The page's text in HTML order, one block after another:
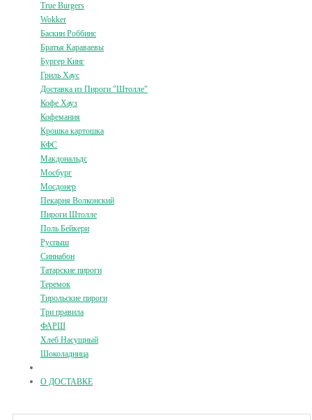
True Burgers
Wokker
Баскин Роббинс
Братья Караваевы
Бургер Кинг
Гриль Хаус
Доставка из Пироги "Штолле"
Кофе Хауз
Кофемания
Крошка картошка
КФС
Макдональдс
Мосбург
Мосдонер
Пекарня Волконский
Пироги Штолле
Поль Бейкери
Руспыш
Синнабон
Татарские пироги
Теремок
Тирольские пироги
Три правила
ФАРШ
Хлеб Насущный
Шоколадница
О ДОСТАВКЕ